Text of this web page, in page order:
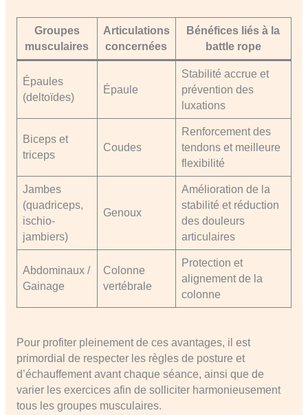
Groupes
musculaires
Articulations
concernées
Bénéfices liés à la
battle rope
Épaules
(deltoïdes)
Épaule
Stabilité accrue et
prévention des
luxations
Biceps et
triceps
Coudes
Renforcement des
tendons et meilleure
flexibilité
Jambes
(quadriceps,
ischio-
jambiers)
Genoux
Amélioration de la
stabilité et réduction
des douleurs
articulaires
Abdominaux /
Gainage
Colonne
vertébrale
Protection et
alignement de la
colonne
Pour profiter pleinement de ces avantages, il est
primordial de respecter les règles de posture et
d’échauffement avant chaque séance, ainsi que de
varier les exercices afin de solliciter harmonieusement
tous les groupes musculaires.